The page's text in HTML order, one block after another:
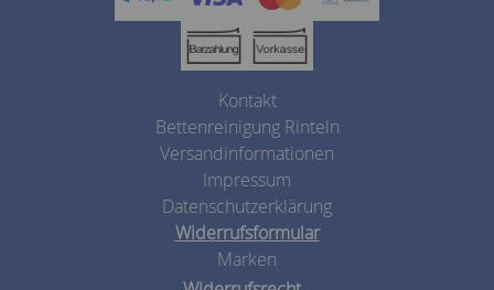
Kontakt
Bettenreinigung Rinteln
Versandinformationen
Impressum
Datenschutzerklärung
Widerrufsformular
Marken